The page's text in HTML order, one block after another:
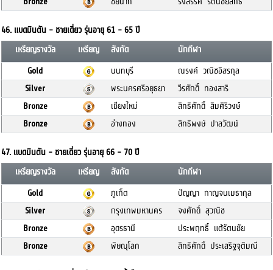
46. แบดมินตัน - ชายเดี่ยว รุ่นอายุ 61 - 65 ปี
เหรียญรางวัล
เหรียญ สังกัด
นักกีฬา
Gold
นนทบุรี
ณรงค์ วณิชอิสรกุล
Silver
พระนครศรีอยุธยา
วีรศักดิ์ ทองสาริ
Bronze
เชียงใหม่
สิทธิศักดิ์ สิมศิริวงษ์
Bronze
อ่างทอง สิทธิพงษ์ ปาลวัฒน์
47. แบดมินตัน - ชายเดี่ยว รุ่นอายุ 66 - 70 ปี
เหรียญรางวัล
เหรียญ สังกัด
นักกีฬา
Gold
ภูเก็ต
ปัญญา กาญจนเมธากุล
Silver
กรุงเทพมหานคร
จงศักดิ์ สุวณิช
Bronze
อุดรธานี
ประพฤทธิ์ แต้รัตนชัย
Bronze
พิษณุโลก สิทธิศักดิ์ ประเสริฐจุติมณี